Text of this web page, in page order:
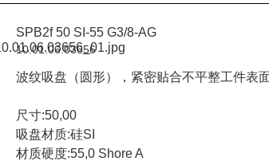
SPB2f 50 SI-55 G3/8-AG
10.01.06.03656
波纹吸盘（圆形），紧密贴合不平整工件表
尺寸:50,00
吸盘材质:硅SI
材质硬度:55,0 Shore A